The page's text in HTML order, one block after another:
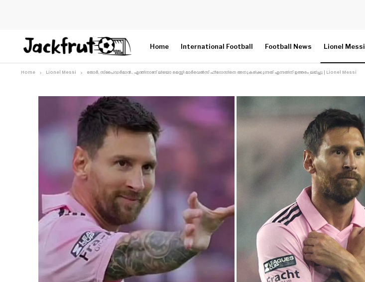
Home International Football Football News Lionel Messi
Home Lionel Messi തോർ, സ്പൈഡർമാൻ.. എന്തിനാണ് ലിയോ മെസ്സി മാർവെൽസ് ഹീറോസിനെ അനുകരിക്കുന്നത് എന്നതിന് ഉത്തരം ലഭിച്ചു | Lionel Messi